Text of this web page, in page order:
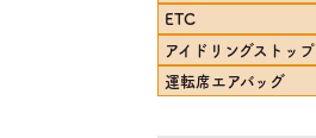
ETC
アイドリングストップ
運転席エアバッグ